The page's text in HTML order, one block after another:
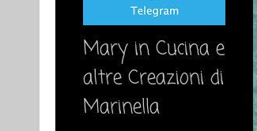
Mary in Cucina e
altre Creazioni di
Marinella